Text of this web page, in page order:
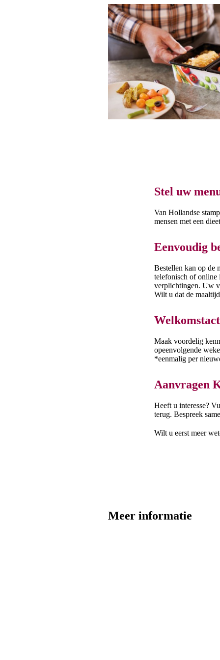
Stel uw
Van Hollandse
mensen met een
Eenvoudig
Bestellen kan op de
telefonisch of online
verplichtingen. Uw
Wilt u dat de
Maak voordelig
opeenvolgende
*eenmalig per
Aanvragen
Heeft u interesse?
terug. Bespreek
Wilt u eerst meer
Meer informatie